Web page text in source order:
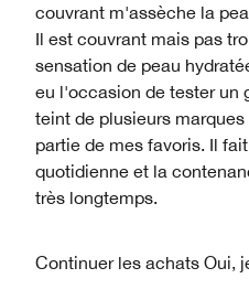
couvrant m'assèche la
Il est couvrant mais pas
sensation de peau
eu l'occasion de tester un
teint de plusieurs
partie de mes favoris. Il
quotidienne et la
très longtemps.
Continuer les achats Oui,